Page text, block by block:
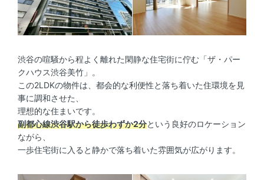
渋谷の喧騒から程よく離れた閑静な住宅街に佇む「ザ・パー
クハウス渋谷美竹」。
この2LDKの物件は、都会的な利便性と落ち着いた住環境を見
事に調和させた、
理想的な住まいです。
副都心線渋谷駅から徒歩わずか2分という良好のロケーション
ながら、
一歩住宅街に入ると静かで落ち着いた雰囲気が広がります。